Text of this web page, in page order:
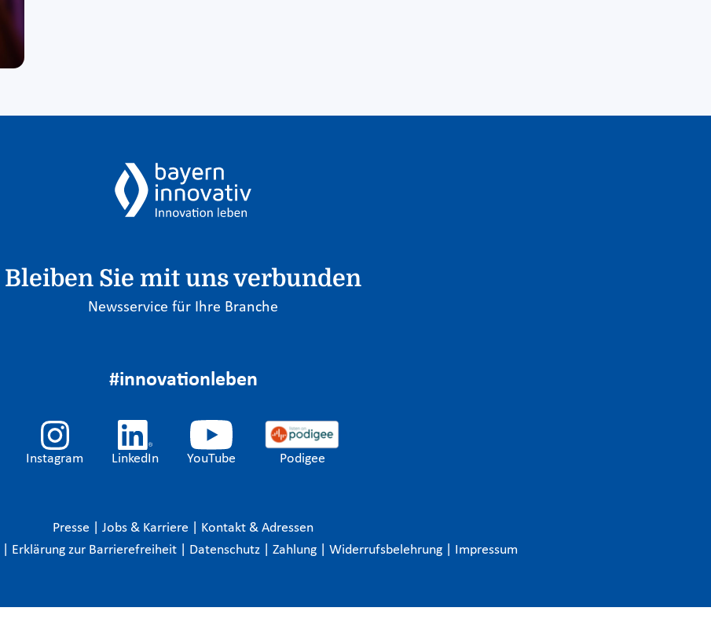
Bleiben Sie mit uns verbunden
Newsservice für Ihre Branche
#innovationleben
Instagram LinkedIn YouTube Podigee
Presse Jobs & Karriere
Kontakt & Adressen
Erklärung zur Barrierefreiheit Datenschutz Zahlung Widerrufsbelehrung Impressum